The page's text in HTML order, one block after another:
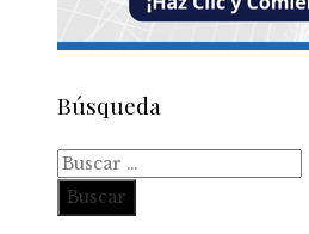
Búsqueda
Buscar: